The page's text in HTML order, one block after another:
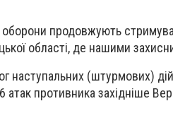
продовжують
області, де нашими
наступальних (штурмових)
противника західніше